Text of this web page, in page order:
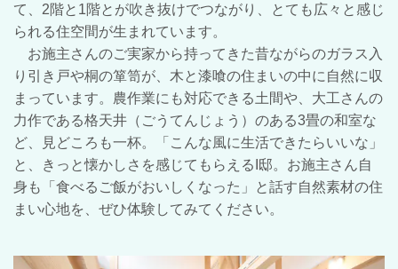
て、 2階と 1階とが吹き抜けでつながり、とても広々と感じ
られる住空間が生まれています。
お施主さんのご実家から持ってきた昔ながらのガラス入
り引き戸や桐の箪笥が、木と漆喰の住まいの中に自然に収
まっています。農作業にも対応できる土間や、大工さんの
力作である格天井（ごうてんじょう）のある3畳の和室な
ど、見どころも一杯。「こんな風に生活できたらいいな」
と、きっと懐かしさを感じてもらえるI邸。お施主さん自
身も「食べるご飯がおいしくなった」と話す自然素材の住
まい心地を、ぜひ体験してみてください。